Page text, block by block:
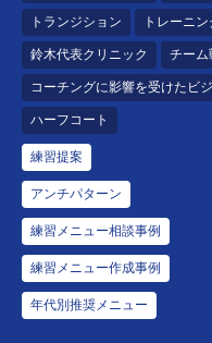
トランジション トレーニン
鈴木代表クリニック チーム
コーチングに影響を受けたビ
ハーフコート
練習提案
アンチパターン
練習メニュー相談事例
練習メニュー作成事例
年代別推奨メニュー